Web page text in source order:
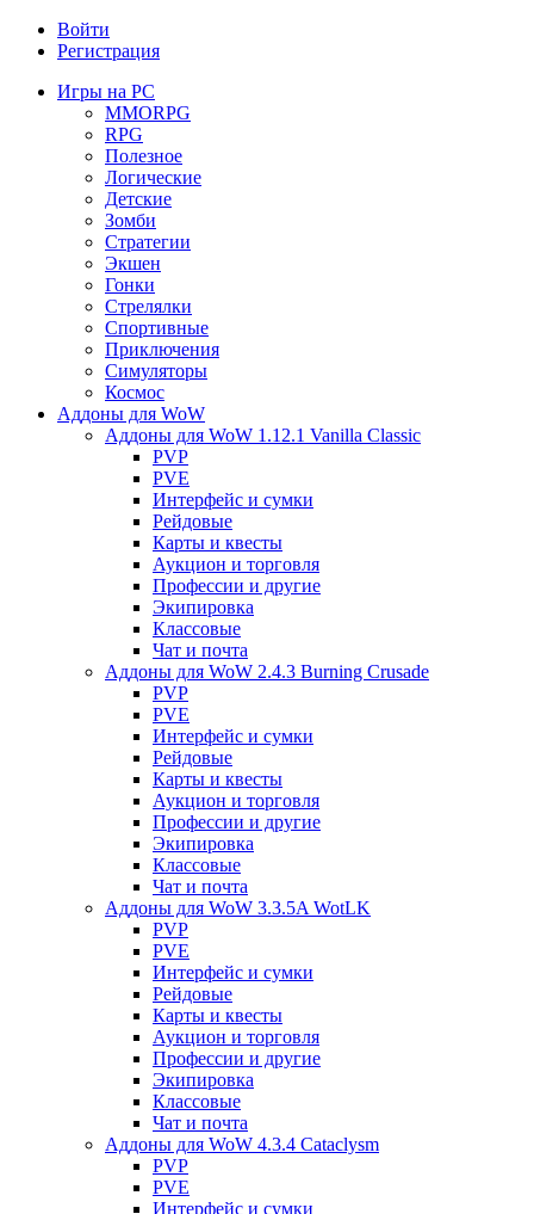
Войти
Регистрация
Игры на PC
MMORPG
RPG
Полезное
Логические
Детские
Зомби
Стратегии
Экшен
Гонки
Стрелялки
Спортивные
Приключения
Симуляторы
Космос
Аддоны для WoW
Аддоны для WoW 1.12.1 Vanilla Classic
PVP
PVE
Интерфейс и сумки
Рейдовые
Карты и квесты
Аукцион и торговля
Профессии и другие
Экипировка
Классовые
Чат и почта
Аддоны для WoW 2.4.3 Burning Crusade
PVP
PVE
Интерфейс и сумки
Рейдовые
Карты и квесты
Аукцион и торговля
Профессии и другие
Экипировка
Классовые
Чат и почта
Аддоны для WoW 3.3.5A WotLK
PVP
PVE
Интерфейс и сумки
Рейдовые
Карты и квесты
Аукцион и торговля
Профессии и другие
Экипировка
Классовые
Чат и почта
Аддоны для WoW 4.3.4 Cataclysm
PVP
PVE
Интерфейс и сумки